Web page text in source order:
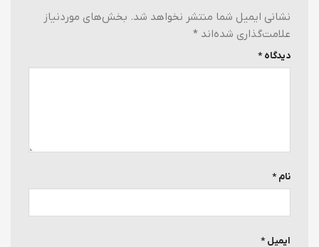
نشانی ایمیل شما منتشر نخواهد شد. بخش‌های موردنیاز
علامت‌گذاری شده‌اند *
دیدگاه*
نام*
ایمیل*